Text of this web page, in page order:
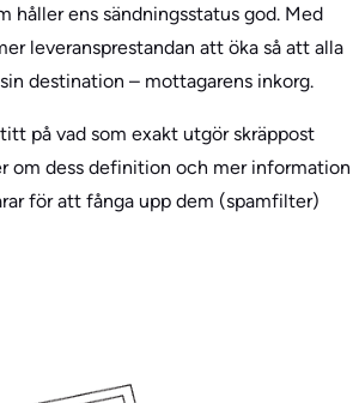
håller ens sändningsstatus god. Med
leveransprestandan att öka så att alla
destination – mottagarens inkorg.
på vad som exakt utgör skräppost
om dess definition och mer information
för att fånga upp dem (spamfilter)